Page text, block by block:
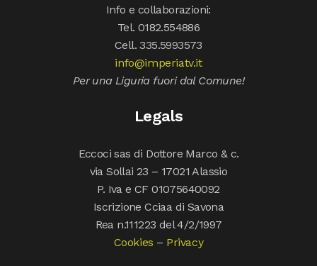
Info e collaborazioni:
Tel. 0182.554886
Cell. 335.5993573
info@imperiatv.it
Per una Liguria fuori dal Comune!
Legals
Eccoci sas di Dottore Marco & c.
via Sollai 23 – 17021 Alassio
P. Iva e CF 01075640092
Iscrizione Cciaa di Savona
Rea n.111223 del 4/2/1997
Cookies – Privacy